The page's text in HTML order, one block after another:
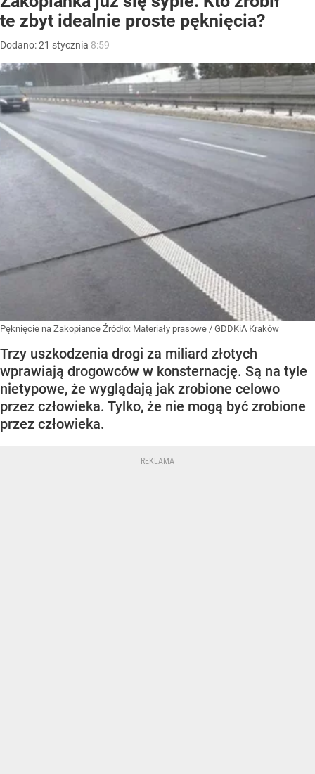
te zbyt idealnie proste pęknięcia?
Dodano:21 stycznia 8:59
Pęknięcie na Zakopiance Źródło: Materiały prasowe / GDDKiA Kraków
Trzy uszkodzenia drogi za miliard złotych
wprawiają drogowców w konsternację. Są na tyle
nietypowe, że wyglądają jak zrobione celowo
przez człowieka. Tylko, że nie mogą być zrobione
przez człowieka.